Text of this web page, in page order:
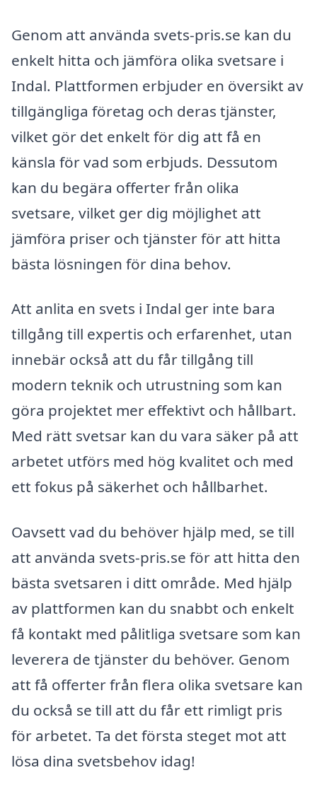
Genom att använda svets-pris.se kan du
enkelt hitta och jämföra olika svetsare i
Indal. Plattformen erbjuder en översikt av
tillgängliga företag och deras tjänster,
vilket gör det enkelt för dig att få en
känsla för vad som erbjuds. Dessutom
kan du begära offerter från olika
svetsare, vilket ger dig möjlighet att
jämföra priser och tjänster för att hitta
bästa lösningen för dina behov.
Att anlita en svets i Indal ger inte bara
tillgång till expertis och erfarenhet, utan
innebär också att du får tillgång till
modern teknik och utrustning som kan
göra projektet mer effektivt och hållbart.
Med rätt svetsar kan du vara säker på att
arbetet utförs med hög kvalitet och med
ett fokus på säkerhet och hållbarhet.
Oavsett vad du behöver hjälp med, se till
att använda svets-pris.se för att hitta den
bästa svetsaren i ditt område. Med hjälp
av plattformen kan du snabbt och enkelt
få kontakt med pålitliga svetsare som kan
leverera de tjänster du behöver. Genom
att få offerter från flera olika svetsare kan
du också se till att du får ett rimligt pris
för arbetet. Ta det första steget mot att
lösa dina svetsbehov idag!